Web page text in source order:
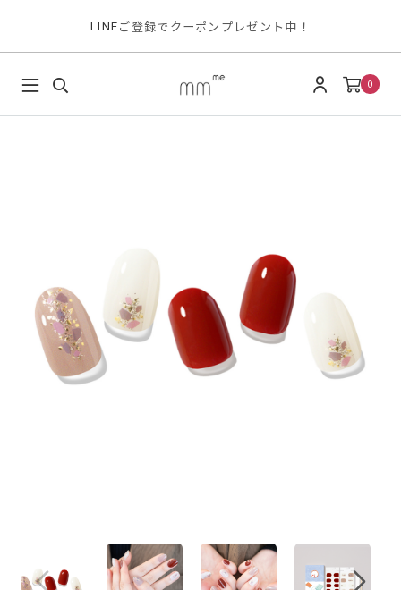
LINE ご登録でクーポンプレゼント中！
0